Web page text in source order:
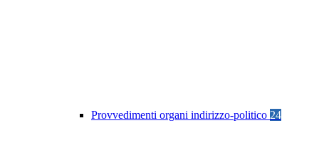
Provvedimenti organi indirizzo-politico 24